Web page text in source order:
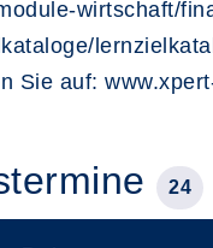
wirtschaft/
auf:
24